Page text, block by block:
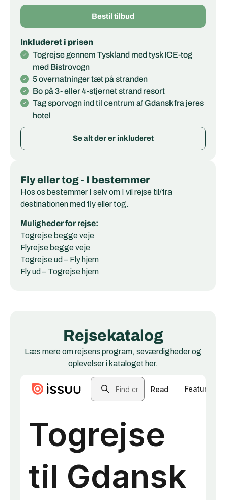
Bestil tilbud
Inkluderet i prisen
Togrejse gennem Tyskland med tysk ICE-tog
med Bistrovogn
5 overnatninger tæt på stranden
Bo på 3- eller 4-stjernet strand resort
Tag sporvogn ind til centrum af Gdansk fra jeres
hotel
Se alt der er inkluderet
Fly eller tog - I bestemmer
Hos os bestemmer I selv om I vil rejse til/fra
destinationen med fly eller tog.
Muligheder for rejse:
Togrejse begge veje
Flyrejse begge veje
Togrejse ud – Fly hjem
Fly ud – Togrejse hjem
Rejsekatalog
Læs mere om rejsens program, seværdigheder og
oplevelser i kataloget her.